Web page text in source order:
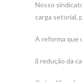
Nosso
carga setorial,
A reforma que
i) redução da